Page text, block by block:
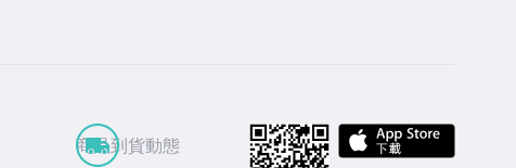
商品到貨動態